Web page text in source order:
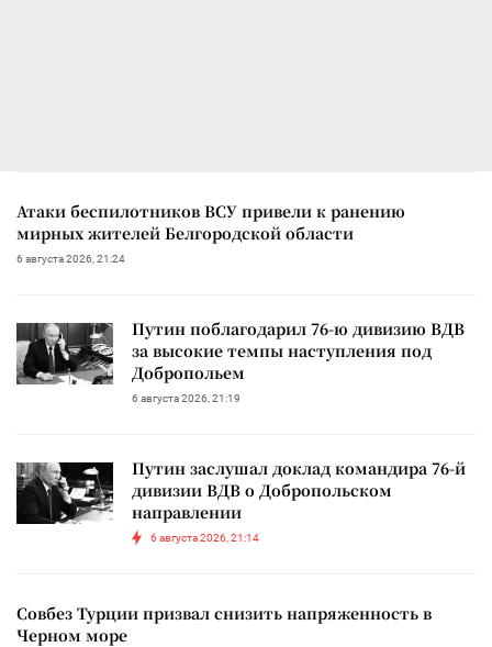
Атаки беспилотников ВСУ привели к ранению
мирных жителей Белгородской области
6 августа 2026, 21:24
Путин поблагодарил 76-ю дивизию ВДВ
за высокие темпы наступления под
Добропольем
6 августа 2026, 21:19
Путин заслушал доклад командира 76-й
дивизии ВДВ о Добропольском
направлении
6 августа 2026, 21:14
Совбез Турции призвал снизить напряженность в
Черном море